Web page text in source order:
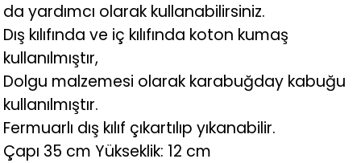
da yardımcı olarak kullanabilirsiniz.
Dış kılıfında ve iç kılıfında koton kumaş
kullanılmıştır,
Dolgu malzemesi olarak karabuğday kabuğu
kullanılmıştır.
Fermuarlı dış kılıf çıkartılıp yıkanabilir.
Çapı 35 cm Yükseklik: 12 cm